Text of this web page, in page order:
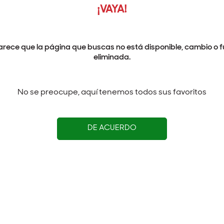
¡VAYA!
que la página que buscas no está disponible, cambio o
eliminada.
No se preocupe, aquí tenemos todos sus favoritos
DE ACUERDO